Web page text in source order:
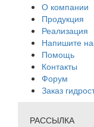
О компании
Продукция
Реализация
Напишите
Помощь
Контакты
Форум
Заказ
РАССЫЛКА